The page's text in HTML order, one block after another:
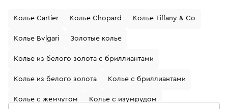
Колье Cartier Колье Chopard Колье Tiffany & Co
Колье Bvlgari Золотые колье
Колье из белого золота с бриллиантами
Колье из белого золота Колье с бриллиантами
Колье с жемчугом Колье с изумрудом